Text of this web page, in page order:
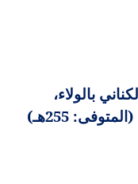
بالولاء،
255هـ)